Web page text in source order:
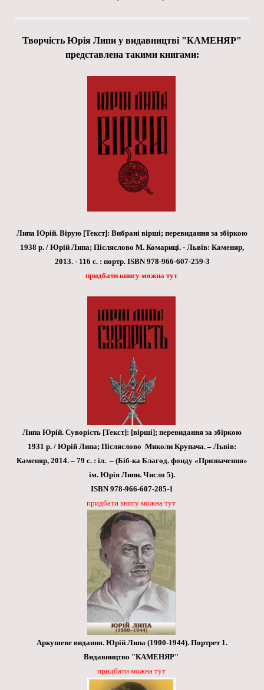
Творчість Юрія Липи у видавництві "КАМЕНЯР"
представлена такими книгами:
Липа Юрій. Вірую [Текст]: Вибрані вірші; перевидання за збіркою
1938 р. / Юрій Липа; Післяслово М. Комариці. - Львів: Каменяр,
2013. - 116 с. : портр. ISBN 978-966-607-259-3
придбати книгу можна тут
Липа Юрій. Суворість [Текст]: [вірші]; перевидання за збіркою
1931 р. / Юрій Липа; Післяслово Миколи Крупача. – Львів:
Каменяр, 2014. – 79 с. : іл. – (Біб-ка Благод. фонду «Призначення»
ім. Юрія Липи. Число 5).
ISBN 978-966-607-285-1
придбати книгу можна тут
Аркушеве видання. Юрій Липа (1900-1944). Портрет 1.
Видавництво "КАМЕНЯР"
придбати можна тут